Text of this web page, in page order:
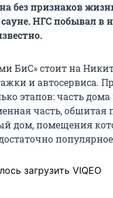
без признаков
НГС побывал в
БиС» стоит на
и автосервиса.
этапов: часть
часть,
дом, помещения
загрузить VIQEO